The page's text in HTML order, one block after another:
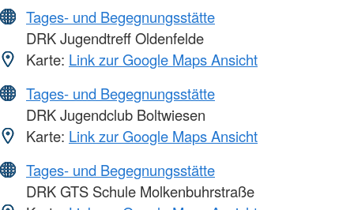
Tages- und Begegnungsstätte
DRK Jugendtreff Oldenfelde
Karte: Link zur Google Maps Ansicht
Tages- und Begegnungsstätte
DRK Jugendclub Boltwiesen
Karte: Link zur Google Maps Ansicht
Tages- und Begegnungsstätte
DRK GTS Schule Molkenbuhrstraße